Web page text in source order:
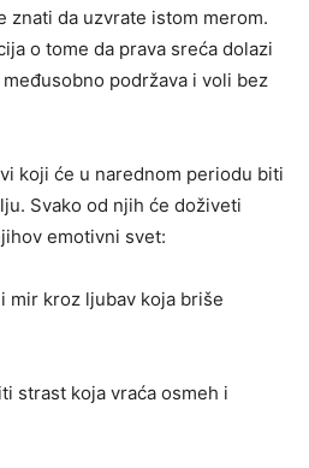
znati da uzvrate istom merom.
o tome da prava sreća dolazi
podržava i voli bez
koji će u narednom periodu biti
Svako od njih će doživeti
emotivni svet:
mir kroz ljubav koja briše
strast koja vraća osmeh i